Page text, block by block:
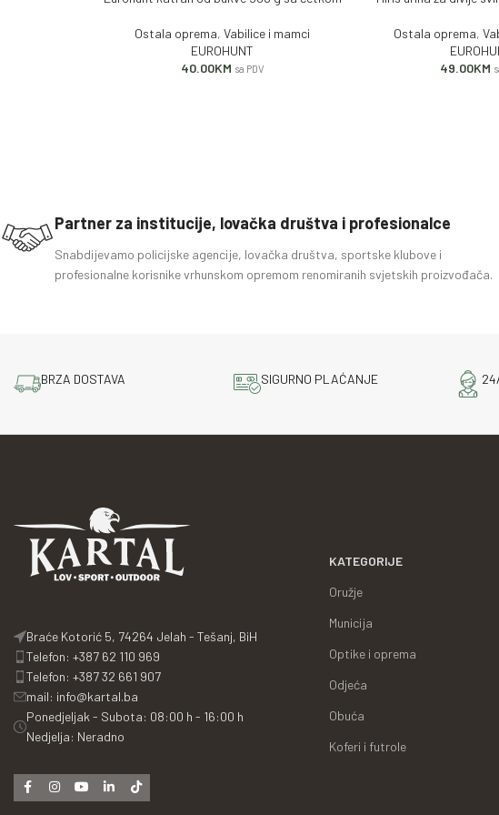
Ostala oprema, Vabilice i mamci
EUROHUNT
40.00KM sa PDV
Ostala oprema,
49.00KM
Partner za institucije, lovačka društva i profesionalce
Snabdijevamo policijske agencije, lovačka društva, sportske klubove i
profesionalne korisnike vrhunskom opremom renomiranih svjetskih proizvođača.
BRZA DOSTAVA SIGURNO PLAĆANJE
Braće Kotorić 5, 74264 Jelah - Tešanj, BiH
Telefon: +387 62 110 969
Telefon: +387 32 661 907
mail: info@kartal.ba
Ponedjeljak - Subota: 08:00 h - 16:00 h
Nedjelja: Neradno
KATEGORIJE
Oružje
Municija
Optike i oprema
Odjeća
Obuća
Koferi i futrole